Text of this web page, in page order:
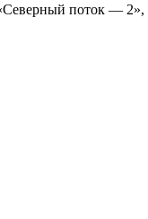
поток —